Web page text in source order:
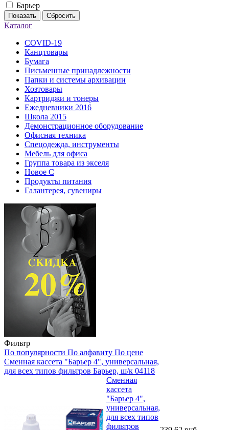
Барьер
Показать Сбросить
Каталог
COVID-19
Канцтовары
Бумага
Письменные принадлежности
Папки и системы архивации
Хозтовары
Картриджи и тонеры
Ежедневники 2016
Школа 2015
Демонстрационное оборудование
Офисная техника
Спецодежда, инструменты
Мебель для офиса
Группа товара из экселя
Новое С
Продукты питания
Галантерея, сувениры
Фильтр
По популярности По алфавиту По цене
Сменная кассета "Барьер 4", универсальная,
для всех типов фильтров Барьер, ш/к 04118
Сменная
кассета
"Барьер 4",
универсальная,
для всех типов
фильтров